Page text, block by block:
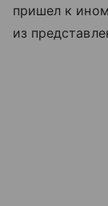
пришел к
из